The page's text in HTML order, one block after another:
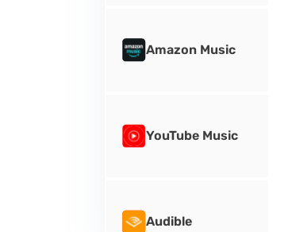
Amazon Music
YouTube Music
Audible